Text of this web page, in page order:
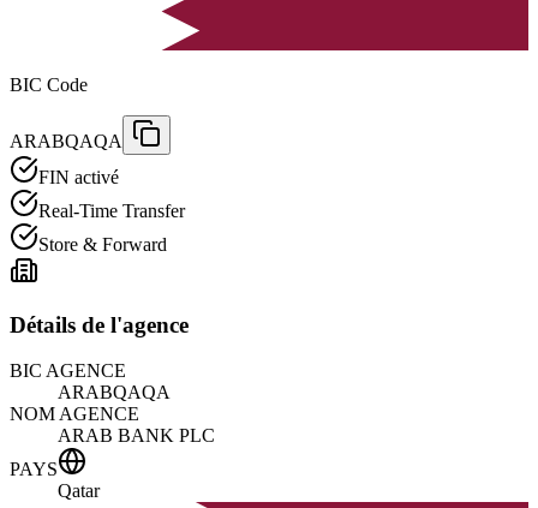
BIC Code
ARABQAQA
FIN activé
Real-Time Transfer
Store & Forward
Détails de l'agence
BIC AGENCE
ARABQAQA
NOM AGENCE
ARAB BANK PLC
PAYS
Qatar